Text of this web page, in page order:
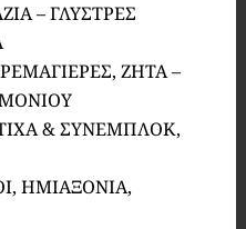
– ΓΛΥΣΤΡΕΣ
ΖΗΤΑ –
& ΣΥΝΕΜΠΛΟΚ,
ΗΜΙΑΞΟΝΙΑ,